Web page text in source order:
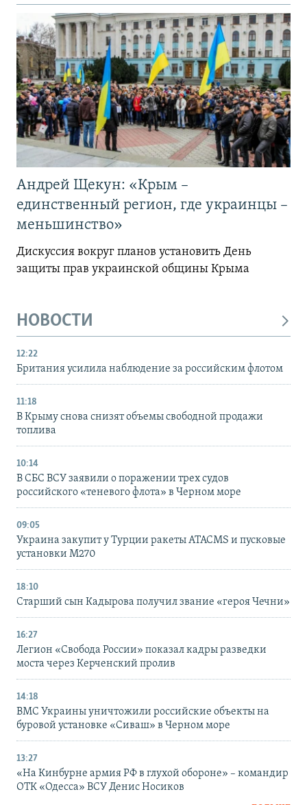
Андрей Щекун: «Крым –
единственный регион, где украинцы –
меньшинство»
Дискуссия вокруг планов установить День
защиты прав украинской общины Крыма
НОВОСТИ
12:22
Британия усилила наблюдение за российским флотом
11:18
В Крыму снова снизят объемы свободной продажи
топлива
10:14
В СБС ВСУ заявили о поражении трех судов
российского «теневого флота» в Черном море
09:05
Украина закупит у Турции ракеты ATACMS и пусковые
установки M270
18:10
Старший сын Кадырова получил звание «героя Чечни»
16:27
Легион «Свобода России» показал кадры разведки
моста через Керченский пролив
14:18
ВМС Украины уничтожили российские объекты на
буровой установке «Сиваш» в Черном море
13:27
«На Кинбурне армия РФ в глухой обороне» – командир
ОТК «Одесса» ВСУ Денис Носиков